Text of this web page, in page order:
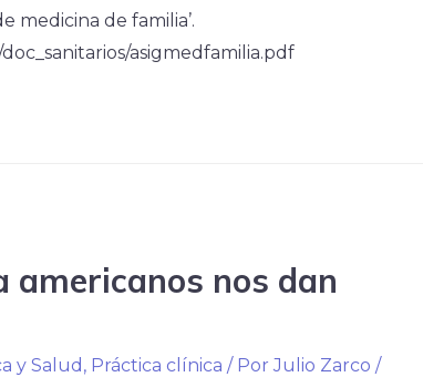
medicina de familia’.
asigmedfamilia.pdf
americanos nos dan
y Salud , Práctica clínica / PorJulio Zarco /